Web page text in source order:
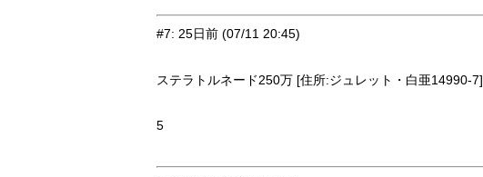
#7: 25日前 (07/11 20:45)
ステラトルネード250万 [住所:ジュレット・白亜14990-7]
5